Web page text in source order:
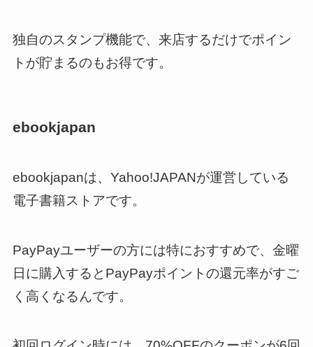
独自のスタンプ機能で、来店するだけでポイン
トが貯まるのもお得です。
ebookjapan
ebookjapanは、Yahoo!JAPANが運営している
電子書籍ストアです。
PayPayユーザーの方には特におすすめで、金曜
日に購入するとPayPayポイントの還元率がすご
く高くなるんです。